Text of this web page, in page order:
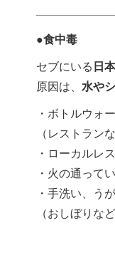
●食中毒
セブにいる 日
原因は、 水や
・ボトルウォ
（レストラン
・ローカルレ
・火の通って
・手洗い、う
（おしぼりな